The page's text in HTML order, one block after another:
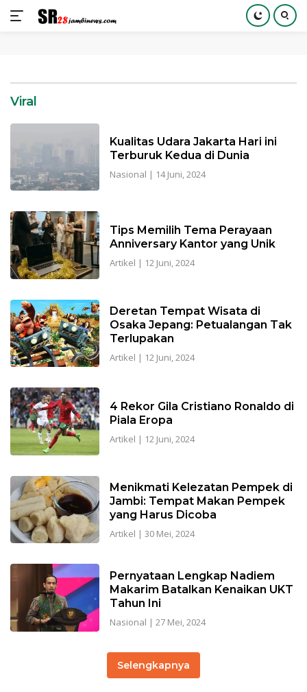
Viral
Kualitas Udara Jakarta Hari ini
Terburuk Kedua di Dunia
Nasional | 14 Juni, 2024
Tips Memilih Tema Perayaan
Anniversary Kantor yang Unik
Artikel | 12 Juni, 2024
Deretan Tempat Wisata di
Osaka Jepang: Petualangan Tak
Terlupakan
Artikel | 12 Juni, 2024
4 Rekor Gila Cristiano Ronaldo di
Piala Eropa
Artikel | 12 Juni, 2024
Menikmati Kelezatan Pempek di
Jambi: Tempat Makan Pempek
yang Harus Dicoba
Artikel | 30 Mei, 2024
Pernyataan Lengkap Nadiem
Makarim Batalkan Kenaikan UKT
Tahun Ini
Nasional | 27 Mei, 2024
Selengkapnya